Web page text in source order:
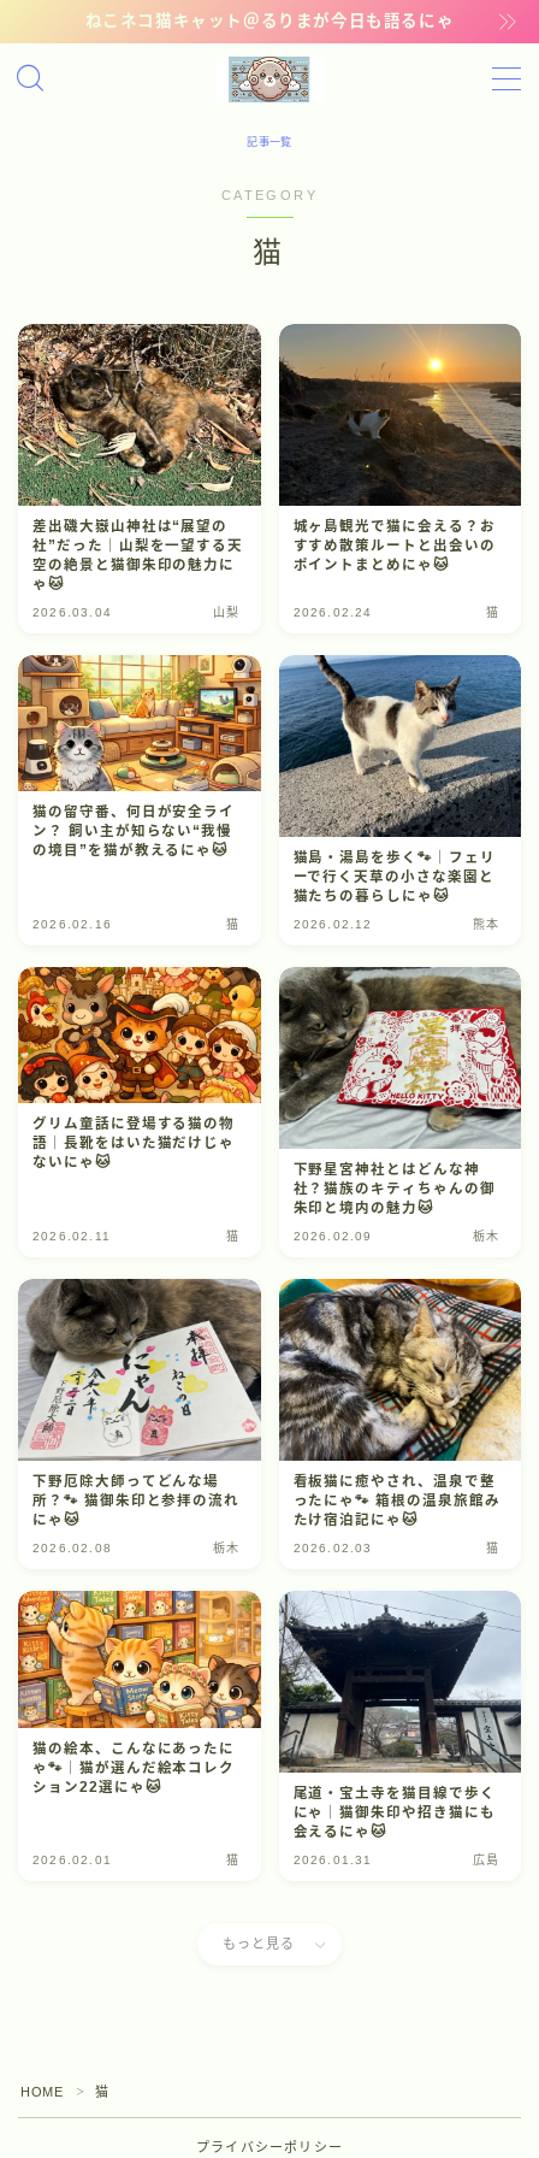
ねこネコ猫キャット＠るりまが今日も語るにゃ
MENU
記事一覧
CATEGORY
猫
差出磯大嶽山神社は“展望の
社”だった｜山梨を一望する天
空の絶景と猫御朱印の魅力に
ゃ🐱
2026.03.04 山梨
城ヶ島観光で猫に会える？お
すすめ散策ルートと出会いの
ポイントまとめにゃ🐱
2026.02.24 猫
猫の留守番、何日が安全ライ
ン？ 飼い主が知らない“我慢
の境目”を猫が教えるにゃ🐱
2026.02.16 猫
猫島・湯島を歩く🐾｜フェリ
ーで行く天草の小さな楽園と
猫たちの暮らしにゃ🐱
2026.02.12 熊本
グリム童話に登場する猫の物
語｜長靴をはいた猫だけじゃ
ないにゃ🐱
2026.02.11 猫
下野星宮神社とはどんな神
社？猫族のキティちゃんの御
朱印と境内の魅力🐱
2026.02.09 栃木
下野厄除大師ってどんな場
所？🐾 猫御朱印と参拝の流れ
にゃ🐱
2026.02.08 栃木
看板猫に癒やされ、温泉で整
ったにゃ🐾 箱根の温泉旅館み
たけ宿泊記にゃ🐱
2026.02.03 猫
猫の絵本、こんなにあったに
ゃ🐾｜猫が選んだ絵本コレク
ション22選にゃ🐱
2026.02.01 猫
尾道・宝土寺を猫目線で歩く
にゃ｜猫御朱印や招き猫にも
会えるにゃ🐱
2026.01.31 広島
もっと見る
HOME ＞ 猫
プライバシーポリシー